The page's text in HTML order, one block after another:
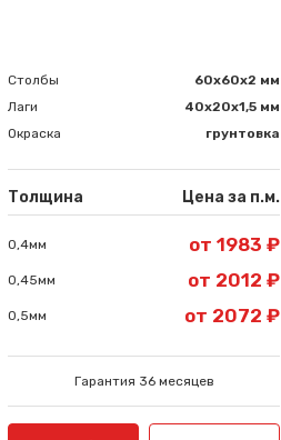
Столбы
60х60х2 мм
Лаги
40х20х1,5 мм
Окраска
грунтовка
Толщина Цена за п.м.
0,4мм от 1983 ₽
0,45мм от 2012 ₽
0,5мм от 2072 ₽
Гарантия 36 месяцев